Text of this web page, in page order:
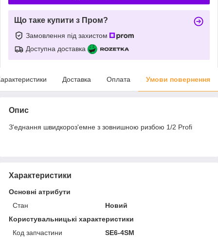
Що таке купити з Пром?
Замовлення під захистом
Доступна доставка
Доставка Оплата Умови повернення
Опис
З'еднання швидкороз'емне з зовнишною ризбою 1/2 Profi
Характеристики
Основні атрибути
Стан
Новий
Користувальницькі характеристики
Код запчастини
SE6-4SM